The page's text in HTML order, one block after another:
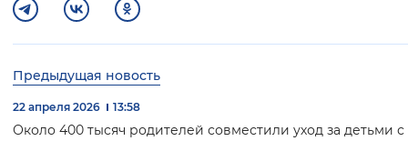
Предыдущая новость
22 апреля 2026 13:58
Около 400 тысяч родителей совместили уход за детьми с